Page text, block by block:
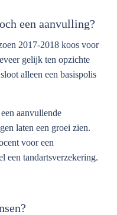
een aanvulling?
2017-2018 koos voor
gelijk ten opzichte
alleen een basispolis
aanvullende
laten een groei zien.
voor een
een tandartsverzekering.